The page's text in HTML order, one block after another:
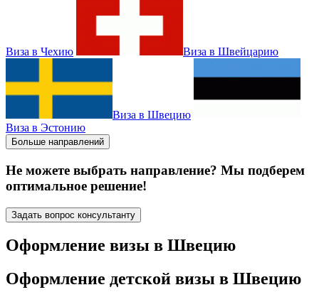
Виза в Чехию Виза в Швейцарию
Виза в Швецию
Виза в Эстонию
Больше направлений
Не можете выбрать направление? Мы подберем
оптимальное решение!
Задать вопрос консультанту
Оформление визы в Швецию
Оформление детской визы в Швецию